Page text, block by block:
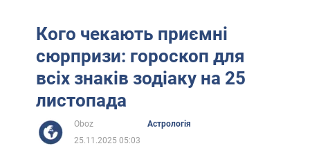
Кого чекають приємні
сюрпризи: гороскоп для
всіх знаків зодіаку на 25
листопада
Oboz
Астрологія
25.11.2025 05:03